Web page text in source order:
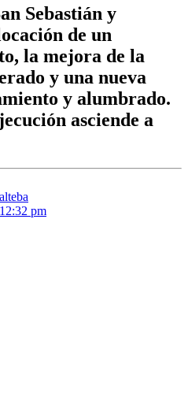
Sebastián y
de un
la mejora de la
y una nueva
y alumbrado.
asciende a
pm